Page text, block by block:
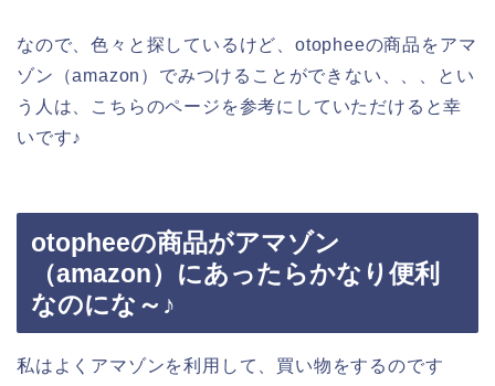
なので、色々と探しているけど、otopheeの商品をアマ
ゾン（amazon）でみつけることができない、、、とい
う人は、こちらのページを参考にしていただけると幸
いです♪
otopheeの商品がアマゾン
（amazon）にあったらかなり便利
なのにな～♪
私はよくアマゾンを利用して、買い物をするのです